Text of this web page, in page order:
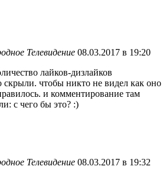
Телевидение 08.03.2017 в 19:20
лайков-дизлайков
скрыли. чтобы никто не видел как оно
и комментирование там
с чего бы это? :)
Телевидение 08.03.2017 в 19:32